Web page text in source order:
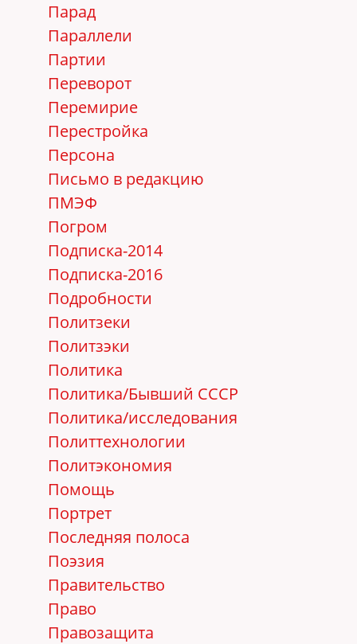
Парад
Параллели
Партии
Переворот
Перемирие
Перестройка
Персона
Письмо в редакцию
ПМЭФ
Погром
Подписка-2014
Подписка-2016
Подробности
Политзеки
Политзэки
Политика
Политика/Бывший СССР
Политика/исследования
Политтехнологии
Политэкономия
Помощь
Портрет
Последняя полоса
Поэзия
Правительство
Право
Правозащита